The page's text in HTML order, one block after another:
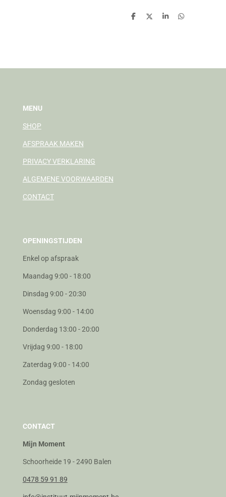
D
D
S
D
MENU
SHOP
AFSPRAAK MAKEN
PRIVACY VERKLARING
ALGEMENE VOORWAARDEN
CONTACT
OPENINGSTIJDEN
Enkel op afspraak
Maandag 9:00 - 18:00
Dinsdag 9:00 - 20:30
Woensdag 9:00 - 14:00
Donderdag 13:00 - 20:00
Vrijdag 9:00 - 18:00
Zaterdag 9:00 - 14:00
Zondag gesloten
CONTACT
Mijn Moment
Schoorheide 19 - 2490 Balen
0478 59 91 89